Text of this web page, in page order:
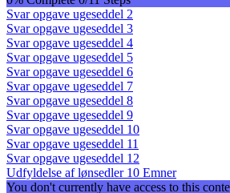
ugesedler
Svar opgave ugeseddel 2
Svar opgave ugeseddel 3
Svar opgave ugeseddel 4
Svar opgave ugeseddel 5
Svar opgave ugeseddel 6
Svar opgave ugeseddel 7
Svar opgave ugeseddel 8
Svar opgave ugeseddel 9
Svar opgave ugeseddel 10
Svar opgave ugeseddel 11
Svar opgave ugeseddel 12
Udfyldelse af lønsedler 10 Emner
You don't currently have access to this